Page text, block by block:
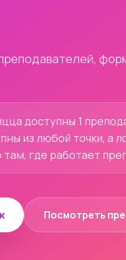
доступны 1
из любой точки, а
где работает
Посмотреть